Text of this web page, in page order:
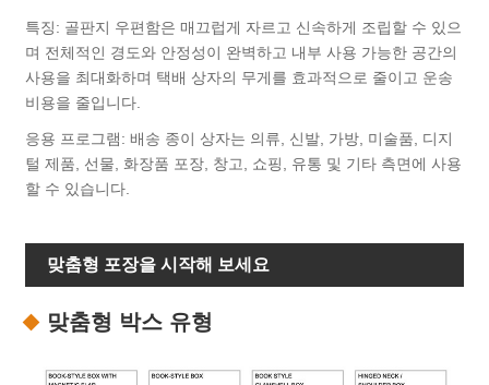
특징: 골판지 우편함은 매끄럽게 자르고 신속하게 조립할 수 있으
며 전체적인 경도와 안정성이 완벽하고 내부 사용 가능한 공간의
사용을 최대화하며 택배 상자의 무게를 효과적으로 줄이고 운송
비용을 줄입니다.
응용 프로그램: 배송 종이 상자는 의류, 신발, 가방, 미술품, 디지
털 제품, 선물, 화장품 포장, 창고, 쇼핑, 유통 및 기타 측면에 사용
할 수 있습니다.
맞춤형 포장을 시작해 보세요
맞춤형 박스 유형